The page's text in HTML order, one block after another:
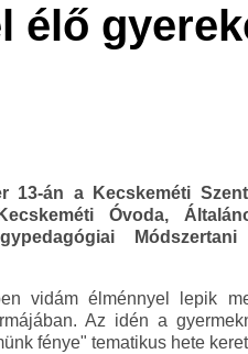
élő
13-án a Kecskeméti
Óvoda,
vidám élménnyel lepik
Az idén a
fénye" tematikus hete